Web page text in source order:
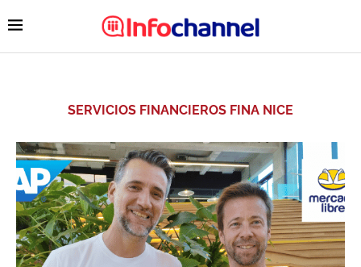
SERVICIOS FINANCIEROS FINA NICE